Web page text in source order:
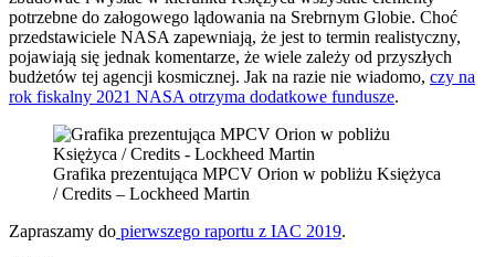
potrzebne do załogowego lądowania na Srebrnym Globie. Choć
przedstawiciele NASA zapewniają, że jest to termin realistyczny,
pojawiają się jednak komentarze, że wiele zależy od przyszłych
budżetów tej agencji kosmicznej. Jak na razie nie wiadomo, czy na
rok fiskalny 2021 NASA otrzyma dodatkowe fundusze.
Grafika prezentująca MPCV Orion w pobliżu Księżyca
/ Credits – Lockheed Martin
Zapraszamy do pierwszego raportu z IAC 2019.